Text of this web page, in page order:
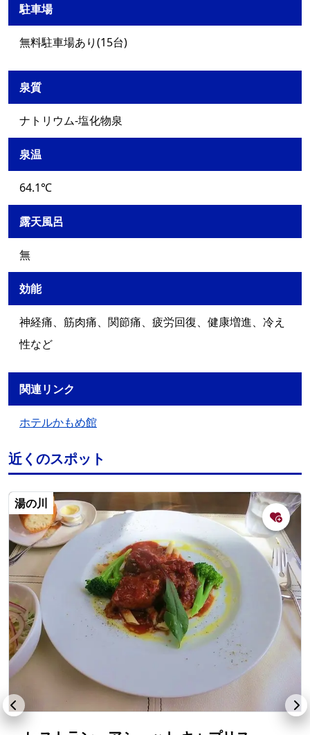
駐車場
無料駐車場あり(15台)
泉質
ナトリウム‐塩化物泉
泉温
64.1℃
露天風呂
無
効能
神経痛、筋肉痛、関節痛、疲労回復、健康増進、冷え
性など
関連リンク
ホテルかもめ館
近くのスポット
湯の川